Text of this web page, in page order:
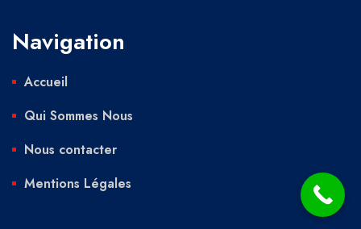
Navigation
Accueil
Qui Sommes Nous
Nous contacter
Mentions Légales